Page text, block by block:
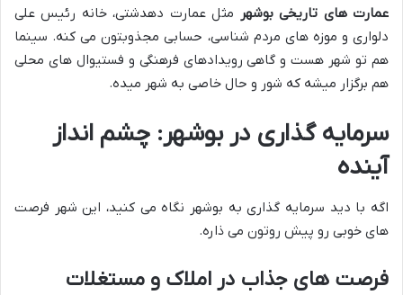
عمارت های تاریخی بوشهر مثل عمارت دهدشتی، خانه رئیس علی
دلواری و موزه های مردم شناسی، حسابی مجذوبتون می کنه. سینما
هم تو شهر هست و گاهی رویدادهای فرهنگی و فستیوال های محلی
هم برگزار میشه که شور و حال خاصی به شهر میده.
سرمایه گذاری در بوشهر: چشم انداز
آینده
اگه با دید سرمایه گذاری به بوشهر نگاه می کنید، این شهر فرصت
های خوبی رو پیش روتون می ذاره.
فرصت های جذاب در املاک و مستغلات